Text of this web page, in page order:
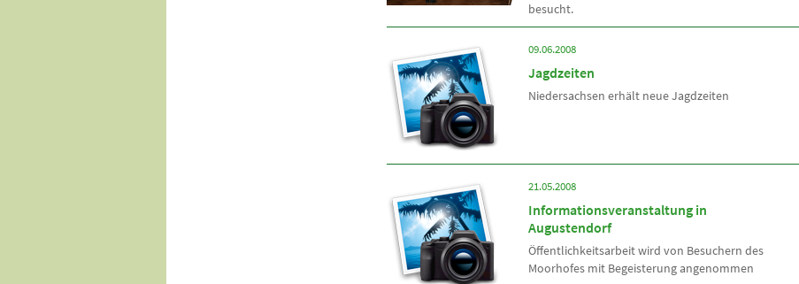
besucht.
09.06.2008
Jagdzeiten
Niedersachsen erhält neue Jagdzeiten
21.05.2008
Informationsveranstaltung in
Augustendorf
Öffentlichkeitsarbeit wird von Besuchern des
Moorhofes mit Begeisterung angenommen